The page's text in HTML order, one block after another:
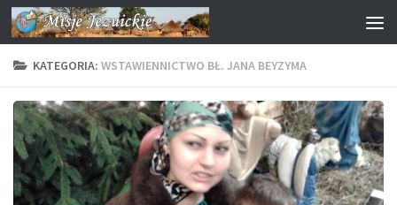
Przejdź do treści
KATEGORIA: WSTAWIENNICTWO BŁ. JANA BEYZYMA